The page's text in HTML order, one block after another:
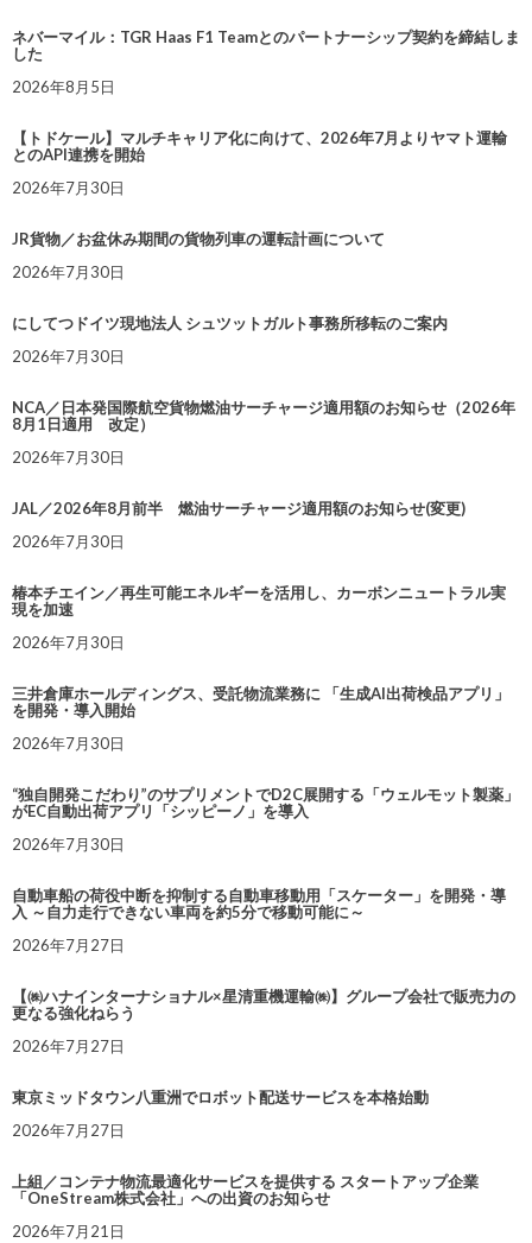
ネバーマイル：TGR Haas F1 Teamとのパートナーシップ契約を締結しま
した
2026年8月5日
【トドケール】マルチキャリア化に向けて、2026年7月よりヤマト運輸
とのAPI連携を開始
2026年7月30日
JR貨物／お盆休み期間の貨物列車の運転計画について
2026年7月30日
にしてつドイツ現地法人 シュツットガルト事務所移転のご案内
2026年7月30日
NCA／日本発国際航空貨物燃油サーチャージ適用額のお知らせ（2026年
8月1日適用 改定）
2026年7月30日
JAL／2026年8月前半 燃油サーチャージ適用額のお知らせ(変更)
2026年7月30日
椿本チエイン／再生可能エネルギーを活用し、カーボンニュートラル実
現を加速
2026年7月30日
三井倉庫ホールディングス、受託物流業務に 「生成AI出荷検品アプリ」
を開発・導入開始
2026年7月30日
“独自開発こだわり”のサプリメントでD2C展開する「ウェルモット製薬」
がEC自動出荷アプリ「シッピーノ」を導入
2026年7月30日
自動車船の荷役中断を抑制する自動車移動用「スケーター」を開発・導
入 ～自力走行できない車両を約5分で移動可能に～
2026年7月27日
【㈱ハナインターナショナル×星清重機運輸㈱】グループ会社で販売力の
更なる強化ねらう
2026年7月27日
東京ミッドタウン八重洲でロボット配送サービスを本格始動
2026年7月27日
上組／コンテナ物流最適化サービスを提供する スタートアップ企業
「OneStream株式会社」への出資のお知らせ
2026年7月21日